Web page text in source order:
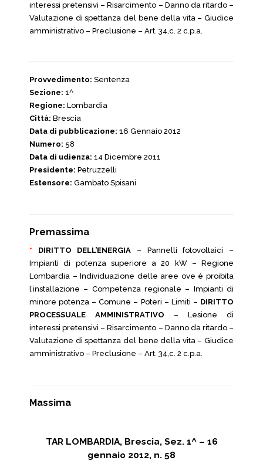
interessi pretensivi – Risarcimento – Danno da ritardo –
Valutazione di spettanza del bene della vita – Giudice
amministrativo – Preclusione – Art. 34,c. 2 c.p.a.
Provvedimento: Sentenza
Sezione: 1^
Regione: Lombardia
Città: Brescia
Data di pubblicazione: 16 Gennaio 2012
Numero: 58
Data di udienza: 14 Dicembre 2011
Presidente: Petruzzelli
Estensore: Gambato Spisani
Premassima
* DIRITTO DELL’ENERGIA – Pannelli fotovoltaici –
Impianti di potenza superiore a 20 kW – Regione
Lombardia – Individuazione delle aree ove è proibita
l’installazione – Competenza regionale – Impianti di
minore potenza – Comune – Poteri – Limiti – DIRITTO
PROCESSUALE AMMINISTRATIVO – Lesione di
interessi pretensivi – Risarcimento – Danno da ritardo –
Valutazione di spettanza del bene della vita – Giudice
amministrativo – Preclusione – Art. 34,c. 2 c.p.a.
Massima
TAR LOMBARDIA, Brescia, Sez. 1^ – 16
gennaio 2012, n. 58